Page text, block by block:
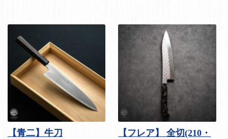
【青二】牛刀
【フレア】 全切(210・